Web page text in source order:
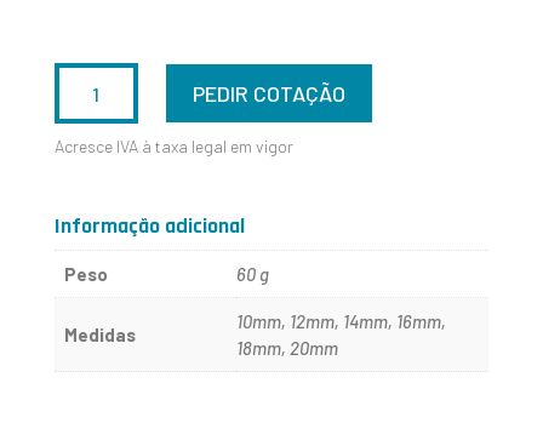
DE
PEDIR COTAÇÃO
Acresce IVA à taxa legal em vigor
Informação adicional
Peso 60 g
Medidas
10mm, 12mm, 14mm, 16mm,
18mm, 20mm